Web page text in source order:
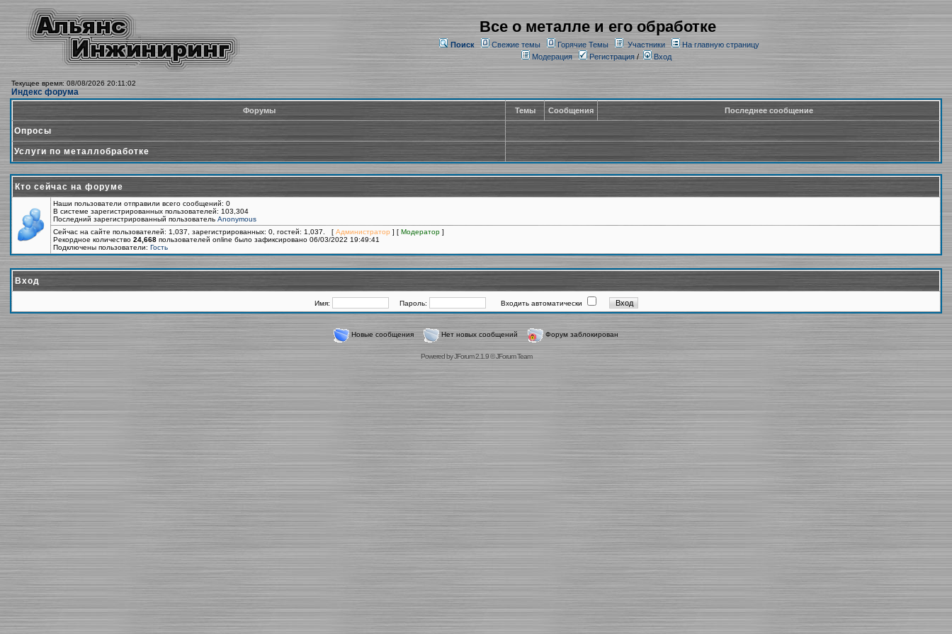
Все о металле и его обработке
Поиск Свежие темы Горячие Темы Участники
На главную страницу
Модерация
Регистрация/ Вход
Текущее время: 08/08/2026 20:11:02
Индекс форума
Форумы Темы Сообщения Последнее сообщение
Опросы
Услуги по металлобработке
Кто сейчас на форуме
Наши пользователи отправили всего сообщений: 0
В системе зарегистрированных пользователей: 103,304
Последний зарегистрированный пользователь Anonymous
Сейчас на сайте пользователей: 1,037, зарегистрированных: 0, гостей: 1,037. [ Администратор ] [ Модератор ]
Рекордное количество 24,668 пользователей online было зафиксировано 06/03/2022 19:49:41
Подключены пользователи: Гость
Вход
Имя: Пароль: Входить автоматически
Новые сообщения Нет новых сообщений Форум заблокирован
Powered byJForum 2.1.9©JForum Team